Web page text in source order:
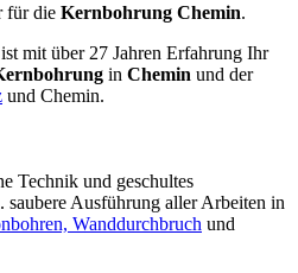
für die Kernbohrung Chemin.
ist mit über 27 Jahren Erfahrung Ihr
in Chemin und der
und Chemin.
Technik und geschultes
saubere Ausführung aller Arbeiten in
Wanddurchbruch und